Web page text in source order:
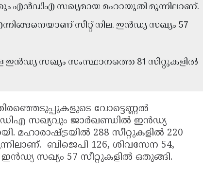
എൻഡിഎ സഖ്യമായ മഹായുതി മുന്നിലാണ്.
സീറ്റ് നില. ഇൻഡ്യ സഖ്യം 57
സഖ്യം സംസ്ഥാനത്തെ 81 സീറ്റുകളിൽ
വോട്ടെണ്ണൽ
സഖ്യവും ജാർഖണ്ഡിൽ ഇൻഡ്യ
മഹാരാഷ്ട്രയിൽ 288 സീറ്റുകളിൽ 220
ബിജെപി 126, ശിവസേന 54,
സഖ്യം 57 സീറ്റുകളിൽ ഒതുങ്ങി.